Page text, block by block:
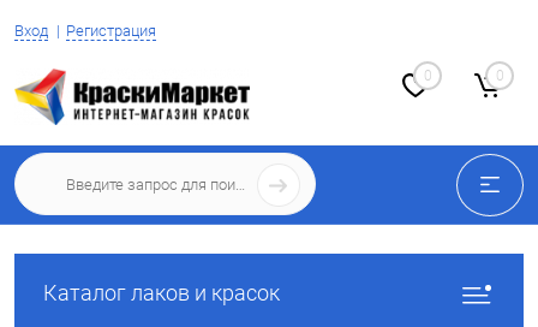
Вход Регистрация
0 0
Каталог лаков и красок